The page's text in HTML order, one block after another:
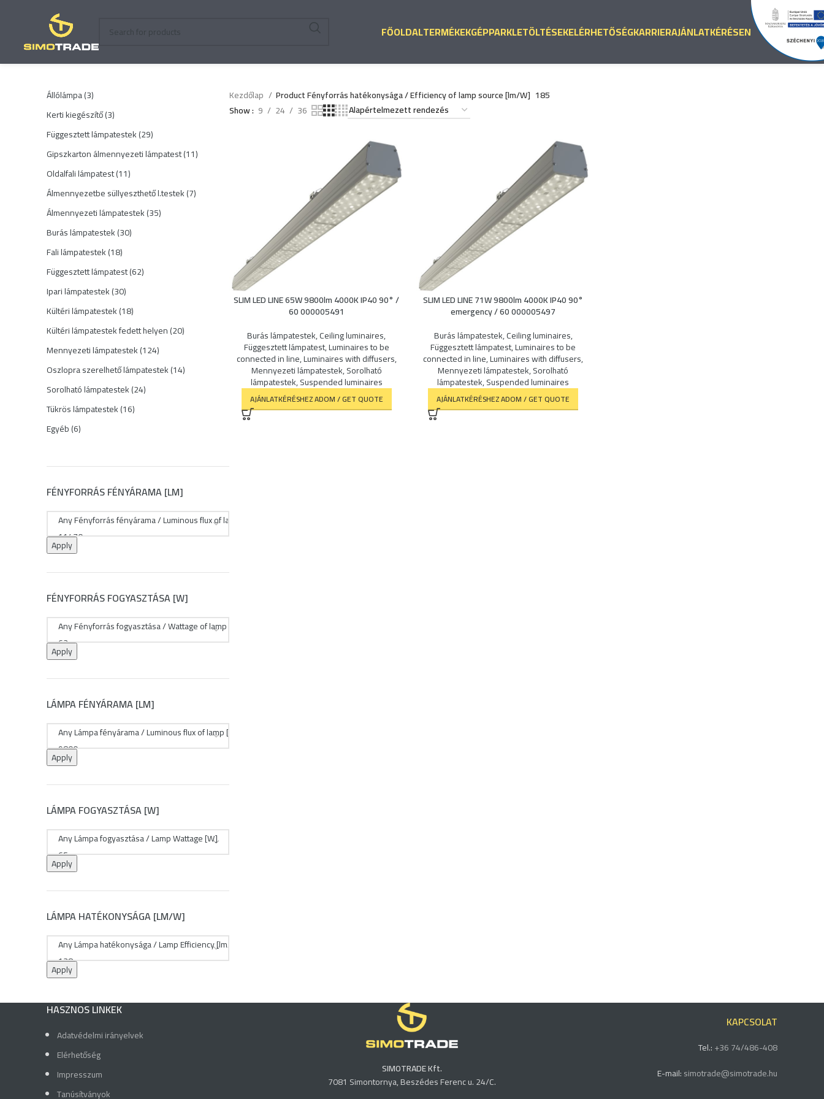
FŐOLDALTERMÉKEKGÉPPARKLETÖLTÉSEKELÉRHETŐSÉGKARRIERAJÁNLATKÉRÉSEN
Állólámpa 33
termék
Kerti kiegészítő 33
termék
Függesztett lámpatestek 2929
Gipszkarton álmennyezeti lámpatest 1111
Oldalfali lámpatest 1111
termék
Álmennyezetbe süllyeszthető l.testek 77
Álmennyezeti lámpatestek 3535
Burás lámpatestek 3030
Fali lámpatestek 1818
termék
Függesztett lámpatest 6262
Ipari lámpatestek 3030
termék
Kültéri lámpatestek 1818
termék
Kültéri lámpatestek fedett helyen 2020
Mennyezeti lámpatestek 124124
termék
Oszlopra szerelhető lámpatestek 1414
Sorolható lámpatestek 2424
Tükrös lámpatestek 1616
Egyéb 66
FÉNYFORRÁS FÉNYÁRAMA [LM]
Apply
FÉNYFORRÁS FOGYASZTÁSA [W]
Apply
LÁMPA FÉNYÁRAMA [LM]
Apply
LÁMPA FOGYASZTÁSA [W]
Apply
LÁMPA HATÉKONYSÁGA [LM/W]
Apply
Kezdőlap Product Fényforrás hatékonysága / Efficiency of lamp source [lm/W] 185
Show 9 24 36
SLIM LED LINE 65W 9800lm 4000K IP40 90° /
60 000005491
Burás lámpatestek,Ceiling luminaires,
Függesztett lámpatest,Luminaires to be
connected in line,Luminaires with diffusers,
Mennyezeti lámpatestek,Sorolható
lámpatestek,Suspended luminaires
AJÁNLATKÉRÉSHEZ ADOM / GET QUOTE
SLIM LED LINE 71W 9800lm 4000K IP40 90°
emergency / 60 000005497
Burás lámpatestek,Ceiling luminaires,
Függesztett lámpatest,Luminaires to be
connected in line,Luminaires with diffusers,
Mennyezeti lámpatestek,Sorolható
lámpatestek,Suspended luminaires
AJÁNLATKÉRÉSHEZ ADOM / GET QUOTE
HASZNOS LINKEK
Adatvédelmi irányelvek
Elérhetőség
Impresszum
Tanúsítványok
SIMOTRADE Kft.
7081 Simontornya, Beszédes Ferenc u. 24/C.
KAPCSOLAT
Tel.:+36 74/486-408
E-mail:simotrade@simotrade.hu